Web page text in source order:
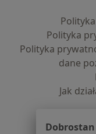
Polityka
Polityka
dane
Jak